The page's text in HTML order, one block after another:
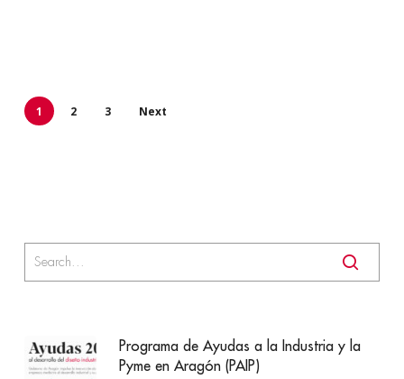
1 2 3 Next
Programa de Ayudas a la Industria y la
Pyme en Aragón (PAIP)